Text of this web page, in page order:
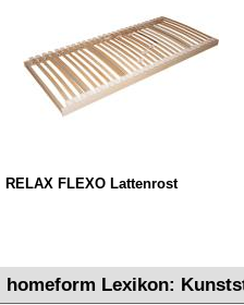
RELAX FLEXO Lattenrost
homeform Lexikon: